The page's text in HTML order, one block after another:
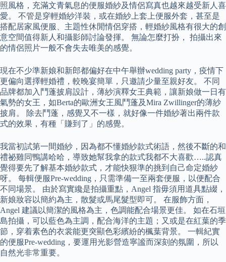
照風格，充滿文青氣息的便服婚紗及情侶寫真也越來越受新人喜
愛。 不管是穿輕婚紗洋裝，或在婚紗上套上便服外套，甚至是
搭配居家風便服、主題性休閒情侶穿搭，輕婚紗風格有很大的創
意空間值得新人和攝影師討論發揮。 無論怎麼打扮， 拍攝出來
的情侶照片一般不會失去唯美的感覺。
現在不少準新娘和新郎都偏好在中午舉辦wedding party，疫情下
更偏向選擇輕婚禮，較晚宴簡單，只邀請少量至親好友。 不同
品牌都加入鬥蓬披肩設計，薄紗演釋女王典範，讓新娘做一日有
氣勢的女王，如Berta的歐洲女王風鬥蓬及Mira Zwillinger的薄紗
披肩。 除去鬥蓬，感覺又不一樣，就好像一件婚紗著出兩件款
式的效果，有種「賺到了」的感覺。
我當初試第一間婚紗，因為都不懂婚紗款式術語，然後不斷的和
禮祕雞同鴨講哈哈，導致她幫我拿的款式我都不大喜歡…..認真
覺得要先了解基本婚紗款式，才能快狠準的挑到自己命定婚紗
呀。 每輯便服Pre-wedding，只需準備一至兩套便服，以便配合
不同場景。 由於寫實纔是拍攝重點，Angel 指毋須用道具點綴，
新娘妝容以簡約為主，散髮或馬尾髮型即可。 在服飾方面，
Angel 建議以簡潔的風格為主，色調能配合場景更佳。 如在石垣
島拍攝，可以藍色為主調，配合海洋的主題；又或是在紅葉的季
節，穿着素色的衣裳能更突顯色彩繽紛的楓葉背景。 一輯紀實
的便服Pre-wedding，要運用光影營造寧謐而深刻的氛圍，所以
自然光非常重要。